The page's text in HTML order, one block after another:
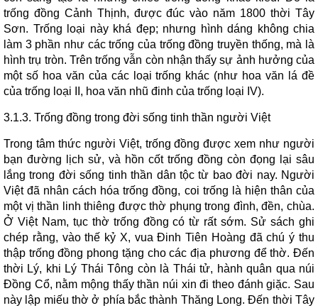
trống đồng Cảnh Thịnh, được đúc vào năm 1800 thời Tây
Sơn. Trống loại này khá đẹp; nhưng hình dáng không chia
làm 3 phần như các trống của trống đồng truyền thống, mà là
hình trụ tròn. Trên trống vẫn còn nhận thấy sự ảnh hưởng của
một số hoa văn của các loại trống khác (như hoa văn lá đề
của trống loại II, hoa văn nhũ đinh của trống loại IV).
3.1.3. Trống đồng trong đời sống tinh thần người Việt
Trong tâm thức người Việt, trống đồng được xem như người
bạn đường lịch sử, và hồn cốt trống đồng còn đọng lại sâu
lắng trong đời sống tinh thần dân tộc từ bao đời nay. Người
Việt đã nhân cách hóa trống đồng, coi trống là hiện thân của
một vị thần linh thiêng được thờ phụng trong đình, đền, chùa.
Ở Việt Nam, tục thờ trống đồng có từ rất sớm. Sử sách ghi
chép rằng, vào thế kỷ X, vua Đinh Tiên Hoàng đã chú ý thu
thập trống đồng phong tặng cho các địa phương để thờ. Đến
thời Lý, khi Lý Thái Tông còn là Thái tử, hành quân qua núi
Đồng Cổ, nằm mộng thấy thần núi xin đi theo đánh giặc. Sau
này lập miếu thờ ở phía bắc thành Thăng Long. Đến thời Tây